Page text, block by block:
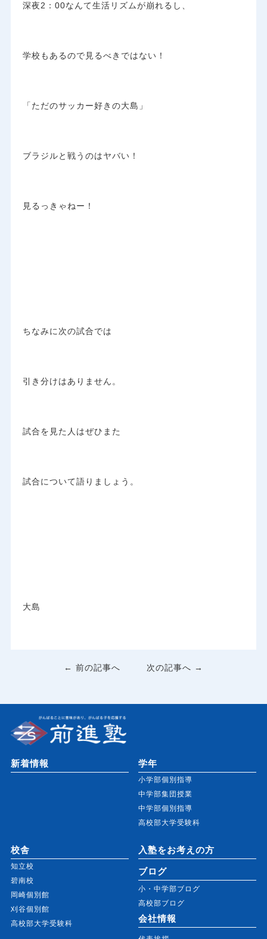
深夜2：00なんて生活リズムが崩れるし、
学校もあるので見るべきではない！
「ただのサッカー好きの大島」
ブラジルと戦うのはヤバい！
見るっきゃねー！
ちなみに次の試合では
引き分けはありません。
試合を見た人はぜひまた
試合について語りましょう。
大島
← 前の記事へ 次の記事へ →
新着情報 学年
小学部個別指導
中学部集団授業
中学部個別指導
高校部大学受験科
校舎
知立校
碧南校
岡崎個別館
刈谷個別館
高校部大学受験科
入塾をお考えの方
ブログ
小・中学部ブログ
高校部ブログ
会社情報